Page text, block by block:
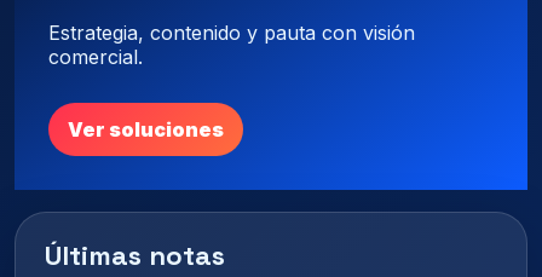
Estrategia, contenido y pauta con visión
comercial.
Ver soluciones
Últimas notas